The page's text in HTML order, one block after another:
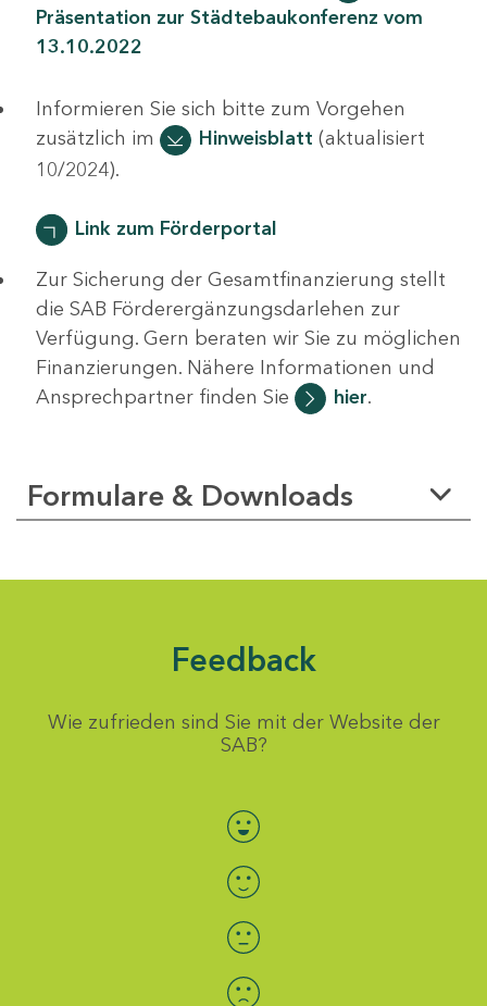
Präsentation zur Städtebaukonferenz vom
13.10.2022
Informieren Sie sich bitte zum Vorgehen
zusätzlich im
Hinweisblatt (aktualisiert
10/2024).
Link zum Förderportal
Zur Sicherung der Gesamtfinanzierung stellt
die SAB Förderergänzungsdarlehen zur
Verfügung. Gern beraten wir Sie zu möglichen
Finanzierungen. Nähere Informationen und
Ansprechpartner finden Sie
hier.
Formulare & Downloads
Feedback
Wie zufrieden sind Sie mit der Website der
SAB?
Bewertung auswählen